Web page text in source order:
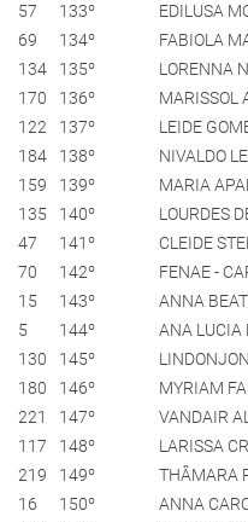
57
133º
EDILUSA
69
134º
FABIOLA
134
135º
LORENNA
170
136º
MARISSOL
122
137º
LEIDE
184
138º
NIVALDO
159
139º
MARIA
135
140º
LOURDES
47
141º
CLEIDE
70
142º
FENAE -
15
143º
ANNA
5
144º
ANA LUCIA
130
145º
180
146º
MYRIAM
221
147º
VANDAIR
117
148º
LARISSA
219
149º
THÂMARA
16
150º
ANNA